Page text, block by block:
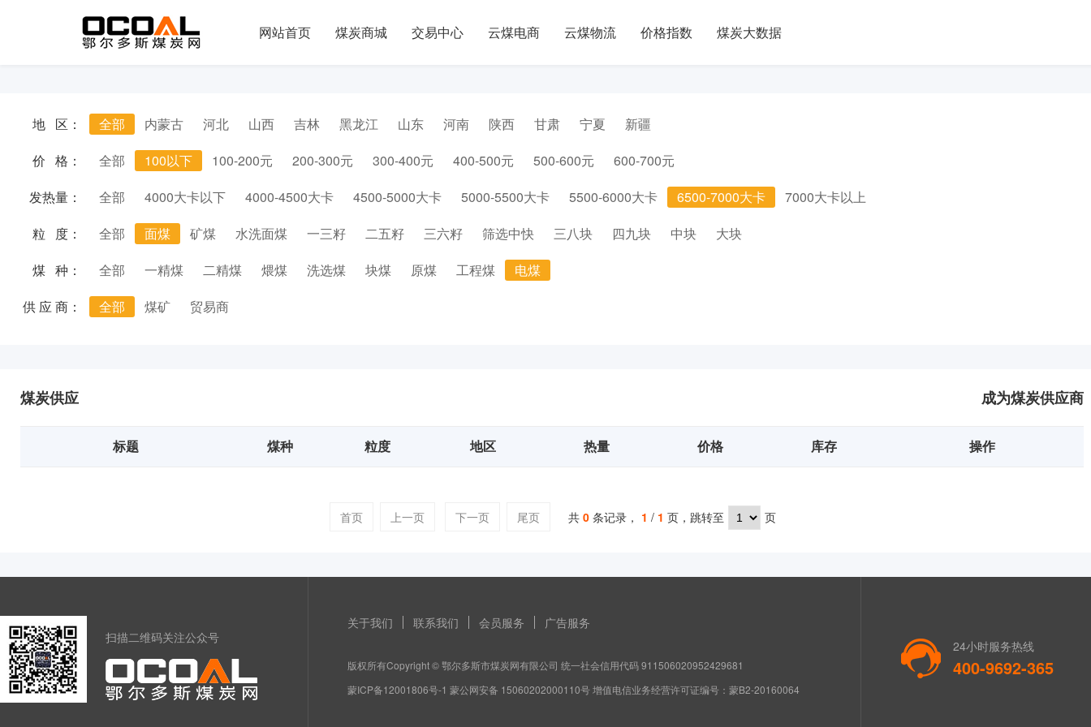
网站首页 煤炭商城 交易中心 云煤电商 云煤物流 价格指数 煤炭大数据
地 区： 全部 内蒙古 河北 山西 吉林 黑龙江 山东 河南 陕西 甘肃 宁夏
新疆
价 格：
全部 100以下 100-200元 200-300元 300-400元 400-500元 500-600元
600-700元
发热量：
全部 4000大卡以下 4000-4500大卡 4500-5000大卡 5000-5500大卡 5500-6000大卡 6500-7000大卡
7000大卡以上
粒 度：
全部 面煤 矿煤 水洗面煤 一三籽 二五籽 三六籽 筛选中快 三八块 四九块 中块
大块
煤 种：
全部 一精煤 二精煤 煨煤 洗选煤 块煤 原煤 工程煤
电煤
供 应 商：
全部 煤矿 贸易商
成为煤炭供应商
煤炭供应
标题 煤种 粒度 地区 热量 价格 库存 操作
首页 上一页 下一页 尾页 共 0 条记录， 1 / 1 页，跳转至 页
扫描二维码关注公众号
关于我们 联系我们 会员服务 广告服务
版权所有Copyright © 鄂尔多斯市煤炭网有限公司 统一社会信用代码 911506020952429681
蒙ICP备12001806号-1 蒙公网安备 15060202000110号 增值电信业务经营许可证编号：蒙B2-20160064
24小时服务热线
400-9692-365